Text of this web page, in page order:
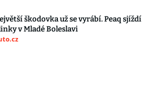
škodovka už se vyrábí. Peaq sjíždí
v Mladé Boleslavi